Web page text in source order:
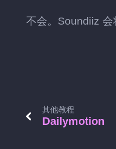
不会。Soundiiz 会
其他教程
Dailymotion